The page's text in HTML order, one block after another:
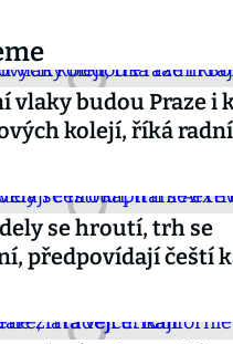
vlaky budou Praze i
kolejí, říká radní
se hroutí, trh se
předpovídají čeští